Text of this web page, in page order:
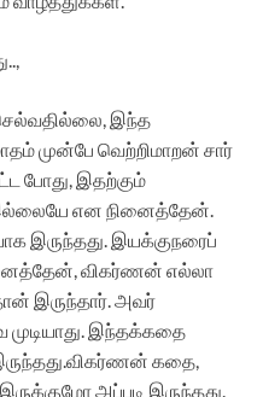
இந்த
முன்பே வெற்றிமாறன் சார்
போது, இதற்கும்
இல்லையே என நினைத்தேன்.
இருந்தது. இயக்குநரைப்
விகர்ணன் எல்லா
இருந்தார். அவர்
இந்தக்கதை
இருந்தது.விகர்ணன் கதை,
அப்படி இருந்தது.